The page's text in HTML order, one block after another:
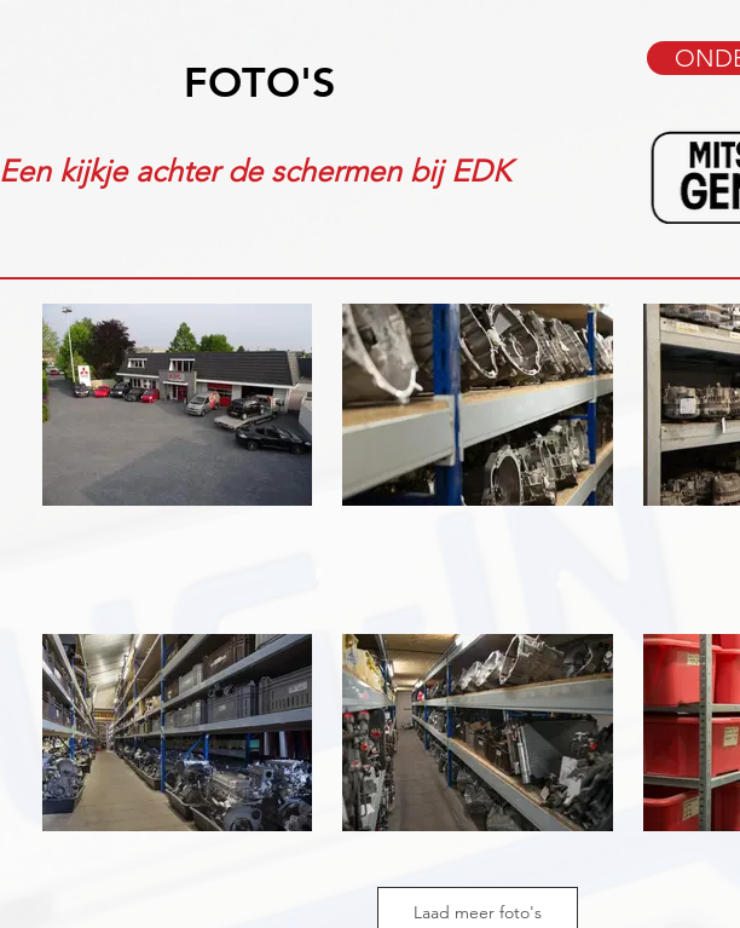
FOTO'S
Een kijkje achter de schermen bij EDK
Laad meer foto's